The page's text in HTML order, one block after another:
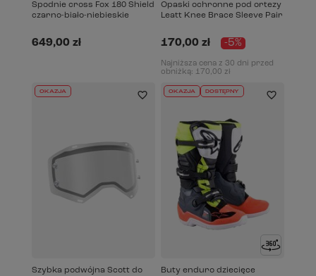
Spodnie cross Fox 180 Shield
czarno-biało-niebieskie
649,00 zł
Opaski ochronne pod ortezy
Leatt Knee Brace Sleeve Pair
170,00 zł -5%
Najniższa cena z 30 dni przed
obniżką: 170,00 zł
OKAZJA
Szybka podwójna Scott do
OKAZJA DOSTĘPNY
Buty enduro dziecięce